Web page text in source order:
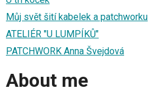
Můj svět šití kabelek a patchworku
ATELIÉR "U LUMPÍKŮ"
PATCHWORK Anna Švejdová
About me